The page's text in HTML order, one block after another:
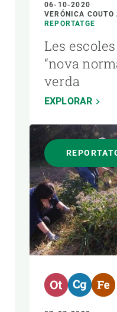
06-10-2020
VERÓNICA COUTO
REPORTATGE
Les
“nova
verda
EXPLORAR